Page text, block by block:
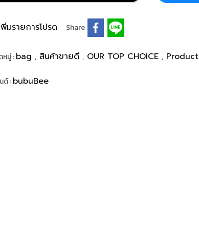
พิ่มรายการโปรด Share
หมู่ :bag , สินค้าขายดี , OUR TOP CHOICE , Product
ด์ :bubuBee